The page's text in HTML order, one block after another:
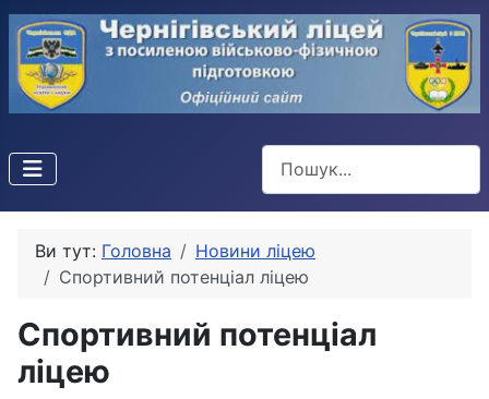
Пошук
Ви тут: Головна
Новини ліцею
Спортивний потенціал ліцею
Спортивний потенціал
ліцею